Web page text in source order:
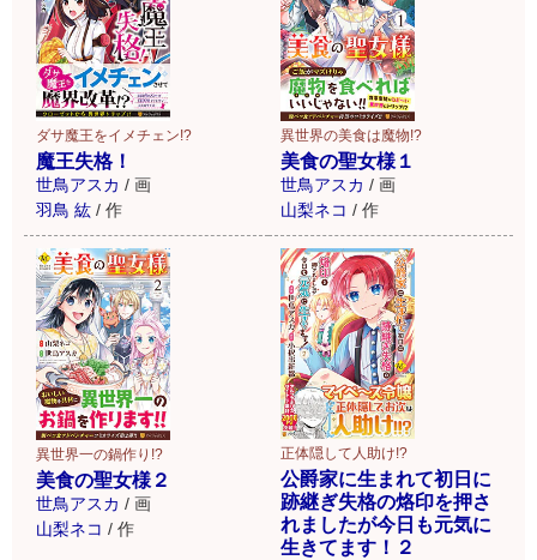
ダサ魔王をイメチェン!?
魔王失格！
世鳥アスカ / 画
羽鳥 紘 / 作
異世界の美食は魔物!?
美食の聖女様１
世鳥アスカ / 画
山梨ネコ / 作
異世界一の鍋作り!?
美食の聖女様２
世鳥アスカ / 画
山梨ネコ / 作
正体隠して人助け!?
公爵家に生まれて初日に
跡継ぎ失格の烙印を押さ
れましたが今日も元気に
生きてます！２